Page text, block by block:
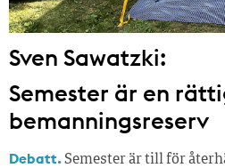
Sven Sawatzki:
Semester är en
bemanningsreserv
Debatt.Semester är till för